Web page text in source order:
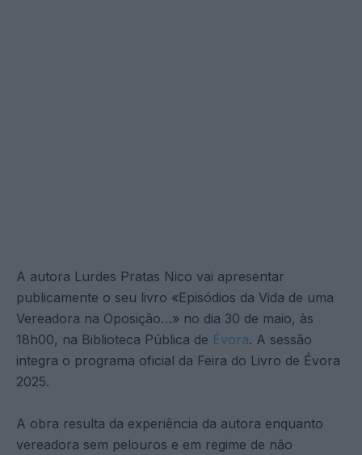
A autora Lurdes Pratas Nico vai apresentar
publicamente o seu livro «Episódios da Vida de uma
Vereadora na Oposição…» no dia 30 de maio, às
18h00, na Biblioteca Pública de Évora. A sessão
integra o programa oficial da Feira do Livro de Évora
2025.
A obra resulta da experiência da autora enquanto
vereadora sem pelouros e em regime de não